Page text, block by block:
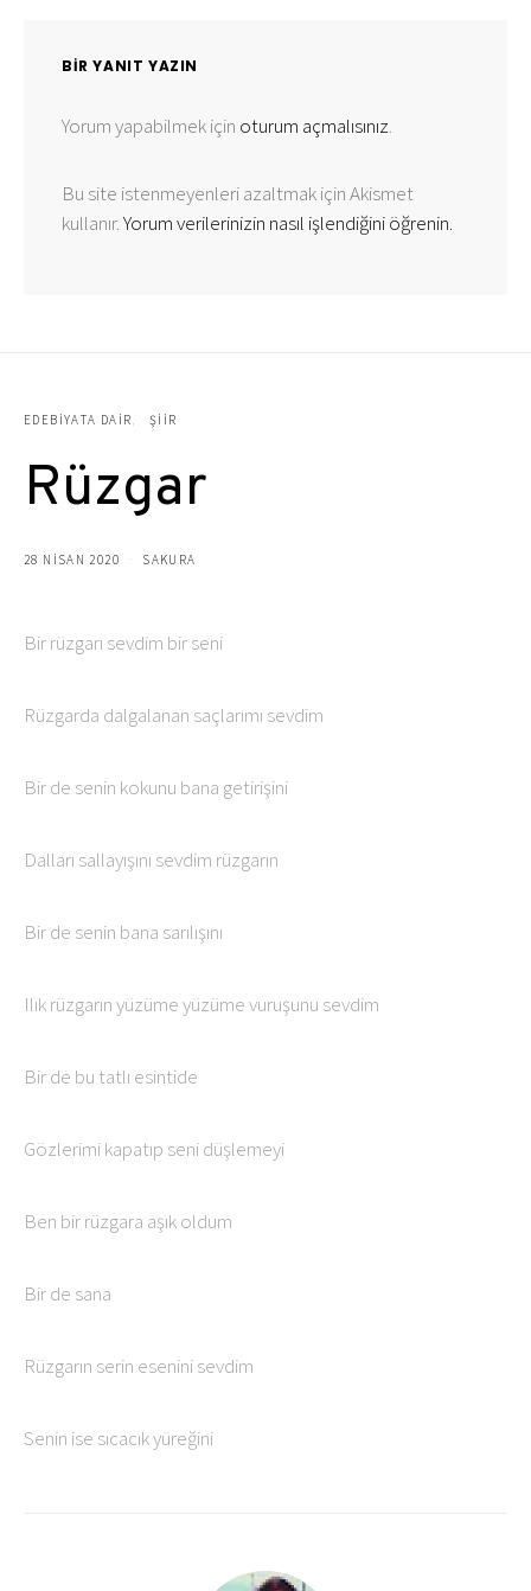
BIR YANIT YAZIN
Yorum yapabilmek için oturum açmalısınız.
Bu site istenmeyenleri azaltmak için Akismet
kullanır.Yorum verilerinizin nasıl işlendiğini öğrenin.
EDEBIYATA DAIR ŞIIR
Rüzgar
28 NISAN 2020 SAKURA
Bir rüzgarı sevdim bir seni
Rüzgarda dalgalanan saçlarımı sevdim
Bir de senin kokunu bana getirişini
Dalları sallayışını sevdim rüzgarın
Bir de senin bana sarılışını
Ilık rüzgarın yüzüme yüzüme vuruşunu sevdim
Bir de bu tatlı esintide
Gözlerimi kapatıp seni düşlemeyi
Ben bir rüzgara aşık oldum
Bir de sana
Rüzgarın serin esenini sevdim
Senin ise sıcacık yüreğini